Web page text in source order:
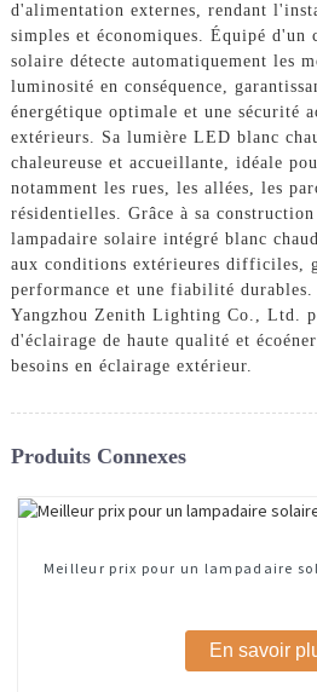
d'alimentation externes, rendant
simples et économiques. Équipé d'un
solaire détecte automatiquement les
luminosité en conséquence,
énergétique optimale et une sécurité
extérieurs. Sa lumière LED blanc
chaleureuse et accueillante, idéale
notamment les rues, les allées, les
résidentielles. Grâce à sa
lampadaire solaire intégré blanc
aux conditions extérieures difficiles,
performance et une fiabilité durables.
Yangzhou Zenith Lighting Co., Ltd.
d'éclairage de haute qualité et
besoins en éclairage extérieur.
Produits Connexes
Meilleur prix pour un lampadaire
En savoir